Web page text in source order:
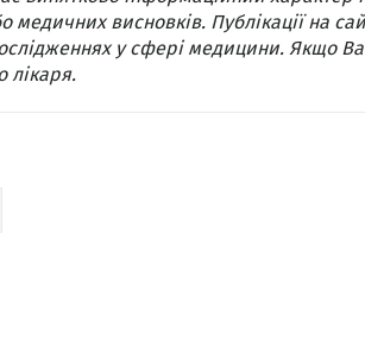
медичних висновків. Публікації на
у сфері медицини. Якщо
лікаря.